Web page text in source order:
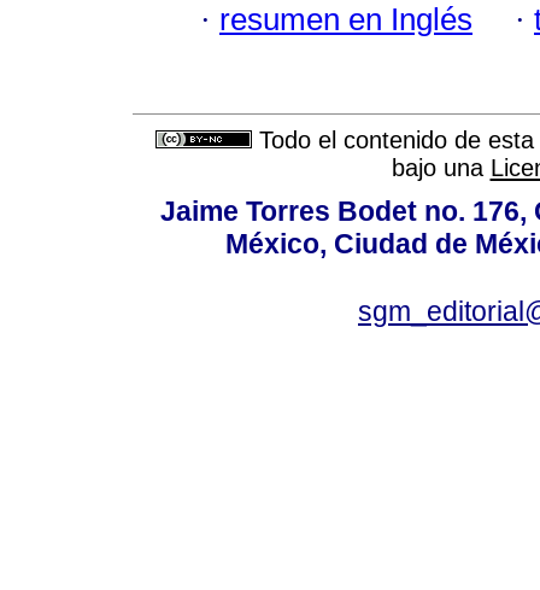
· resumen en Inglés ·
Todo el contenido de
bajo una
Jaime Torres Bodet no. 176,
México, Ciudad de